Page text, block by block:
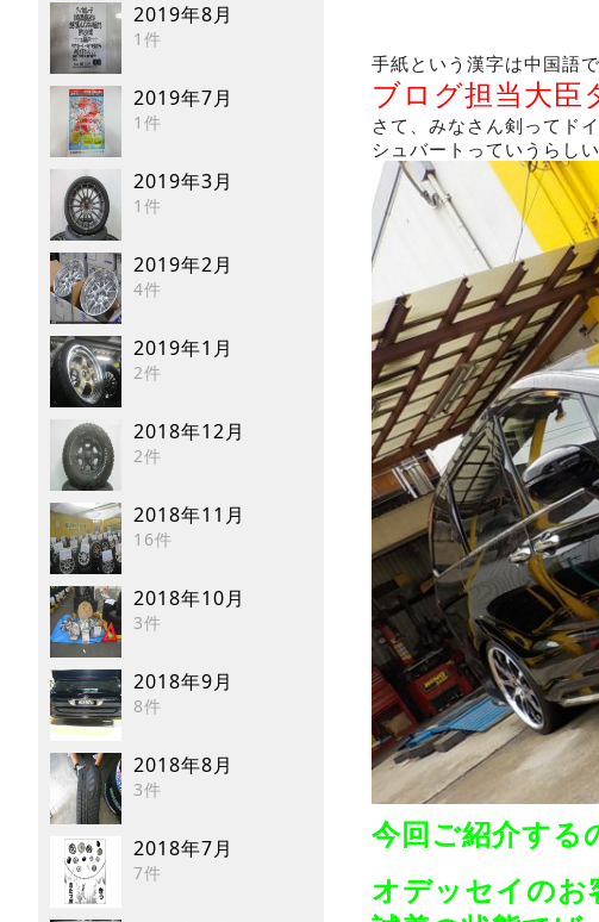
2019年8月
1件
2019年7月
1件
2019年3月
1件
2019年2月
4件
2019年1月
2件
2018年12月
2件
2018年11月
16件
2018年10月
3件
2018年9月
8件
2018年8月
3件
2018年7月
7件
手紙という漢字は中国語
ブログ担当大臣
さて、みなさん剣ってド
シュバートっていうらしい
今回ご紹介する
オデッセイのお